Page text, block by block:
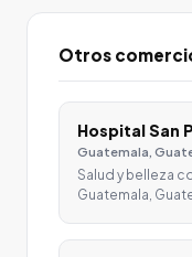
Otros
Hospital San
Guatemala,
Salud y belleza
Guatemala,